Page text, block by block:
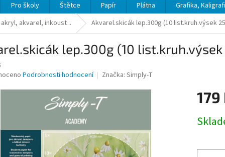
Pro školy Štětce Papír Plátna
Grafika,
akvarel, inkoust ..
Akvarel.skicák lep.300g (10 list.kruh.výsek
lep.300g (10
Podrobnosti hodnocení Značka: Simply-T
179
cena: